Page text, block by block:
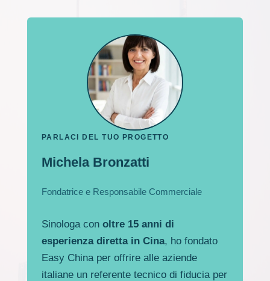
PARLACI DEL TUO PROGETTO
Michela Bronzatti
Fondatrice e Responsabile Commerciale
Sinologa con oltre 15 anni di
esperienza diretta in Cina, ho fondato
Easy China per offrire alle aziende
italiane un referente tecnico di fiducia per